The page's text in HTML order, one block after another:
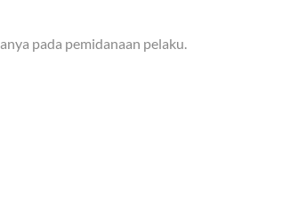
pada pemidanaan pelaku.